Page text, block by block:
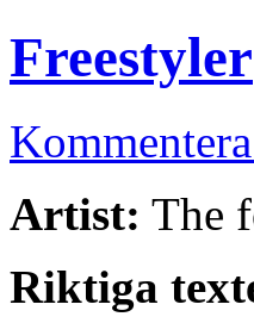
Freestyler
Artist: The
Riktiga